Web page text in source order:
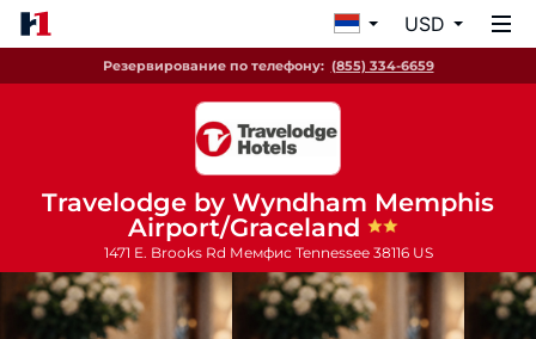
USD
Резервирование по телефону: (855) 334-6659
Travelodge by Wyndham Memphis
Airport/Graceland
1471 E. Brooks Rd Мемфис Tennessee 38116 US